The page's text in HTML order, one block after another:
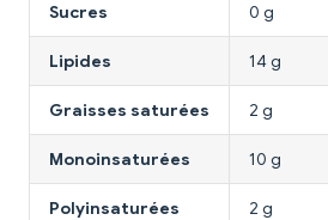
Sucres 0 g
Lipides 14 g
Graisses saturées 2 g
Monoinsaturées 10 g
Polyinsaturées 2 g